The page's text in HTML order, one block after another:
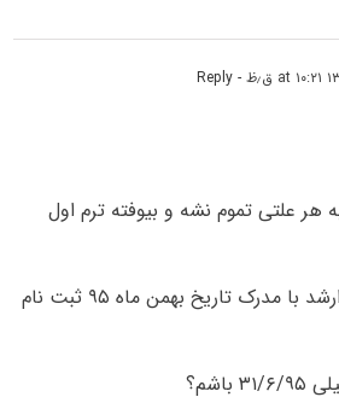
- Reply
هر علتی تموم نشه و بیوفته ترم اول
آیا میتونم تکمیل ظرفی ارشد با مدرک تاریخ بهمن ماه ۹۵ ثبت نام